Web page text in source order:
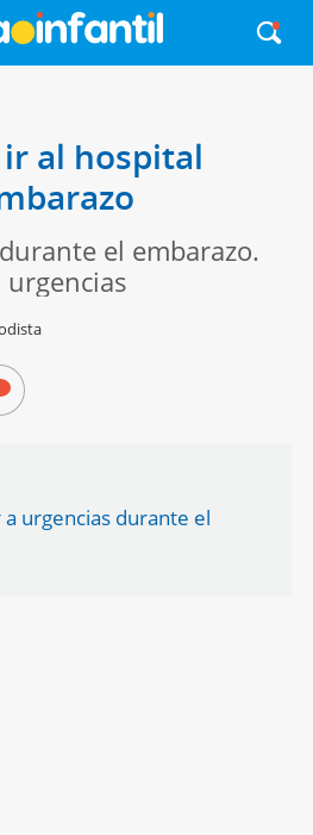
ir al hospital
el embarazo.
urgencias durante el